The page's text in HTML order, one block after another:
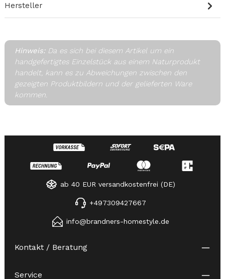
Hersteller
Hinweis: Da es sich bei diesem Artikel um ein
handgefertigtes Einzelstück aus einem Naturprodukt
handelt, kann es zu Abweichungen zwischen den
gezeigten Produktbildern und der gelieferten Ware
kommen.
ab 40 EUR versandkostenfrei (DE)
+497309427667
info@brandners-homestyle.de
Kontakt / Beratung
Service